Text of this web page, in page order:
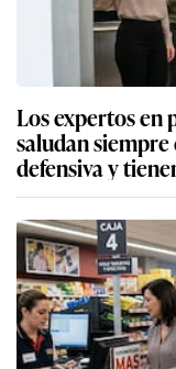
Los expertos en
saludan siempre
defensiva y